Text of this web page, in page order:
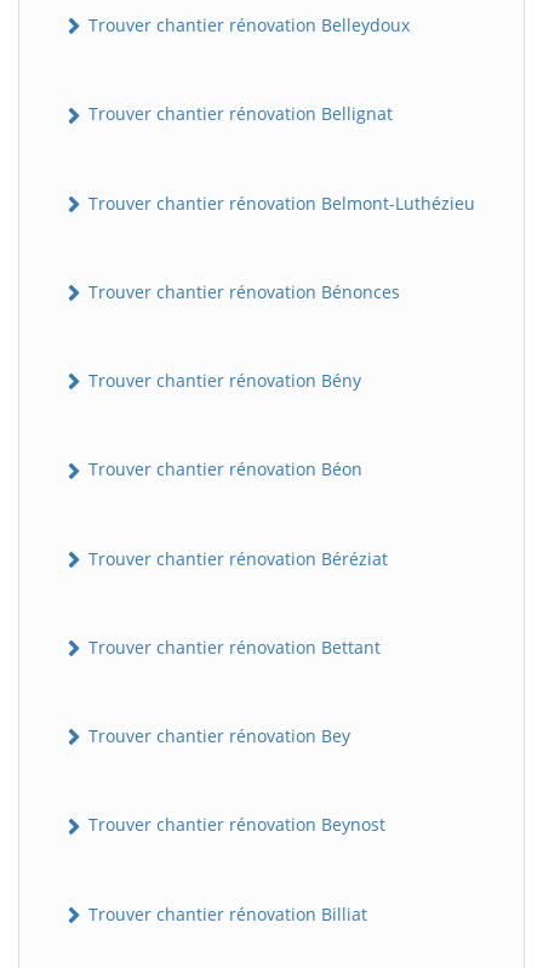
Trouver chantier rénovation Belleydoux
Trouver chantier rénovation Bellignat
Trouver chantier rénovation Belmont-Luthézieu
Trouver chantier rénovation Bénonces
Trouver chantier rénovation Bény
Trouver chantier rénovation Béon
Trouver chantier rénovation Béréziat
Trouver chantier rénovation Bettant
Trouver chantier rénovation Bey
Trouver chantier rénovation Beynost
Trouver chantier rénovation Billiat